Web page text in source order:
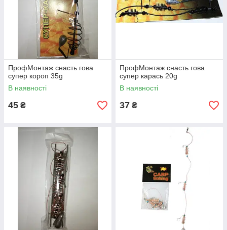
ПрофМонтаж снасть гова
cупер короп 35g
В наявності
45 ₴
ПрофМонтаж снасть гова
cупер карась 20g
В наявності
37 ₴